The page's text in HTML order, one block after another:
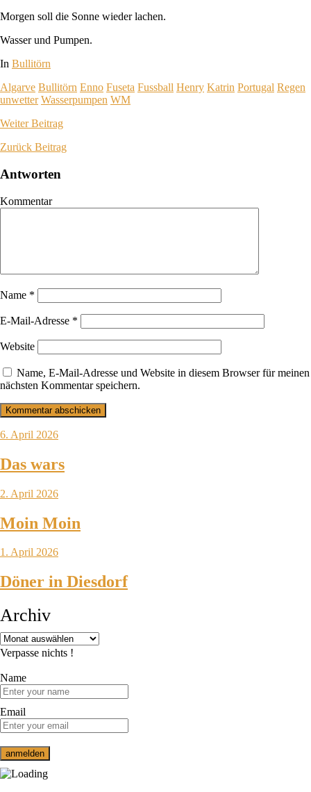
Morgen soll die Sonne wieder lachen.
Wasser und Pumpen.
In Bullitörn
Algarve Bullitörn Enno Fuseta Fussball Henry Katrin Portugal Regen
unwetter Wasserpumpen WM
WeiterBeitrag
Zurück Beitrag
Antworten
Kommentar
Name *
E-Mail-Adresse *
Website
Name, E-Mail-Adresse und Website in diesem Browser für meinen
nächsten Kommentar speichern.
6. April 2026
Das wars
2. April 2026
Moin Moin
1. April 2026
Döner in Diesdorf
Archiv
Verpasse nichts !
Name
Email